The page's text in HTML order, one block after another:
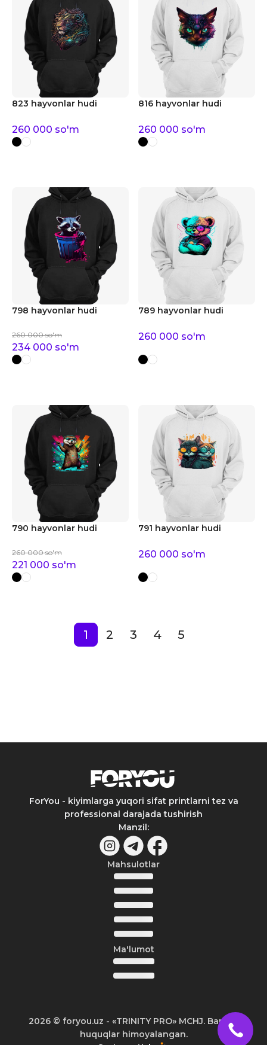
823 hayvonlar hudi
260 000 so'm
816 hayvonlar hudi
260 000 so'm
798 hayvonlar hudi
260 000 so'm
234 000 so'm
789 hayvonlar hudi
260 000 so'm
790 hayvonlar hudi
260 000 so'm
221 000 so'm
791 hayvonlar hudi
260 000 so'm
1 2 3 4 5
ForYou - kiyimlarga yuqori sifat printlarni tez va
professional darajada tushirish
Manzil:
Mahsulotlar
Ma'lumot
2026© foryou.uz - «TRINITY PRO» MCHJ. Barcha
huquqlar himoyalangan.